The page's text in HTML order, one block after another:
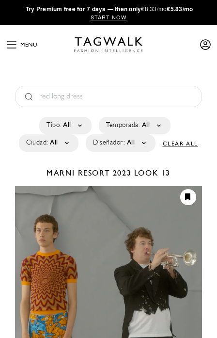
·Try Premium free for 7 days — then only€8.33/mo€5.83/mo
START NOW
MENU
Tipo: All Temporada: All
Ciudad: All Diseñador: All CLEAR ALL
MARNI RESORT 2023 LOOK 13